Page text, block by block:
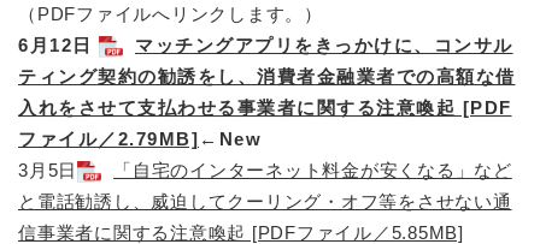
（PDFファイルへリンクします。）
6月12日
マッチングアプリをきっかけに、コンサル
ティング契約の勧誘をし、消費者金融業者での高額な借
入れをさせて支払わせる事業者に関する注意喚起 [PDF
ファイル／2.79MB] ←New​​​​​​​​​​​​​​​
3月5日
「自宅のインターネット料金が安くなる」など
と電話勧誘し、威迫してクーリング・オフ等をさせない通
信事業者に関する注意喚起 [PDFファイル／5.85MB]